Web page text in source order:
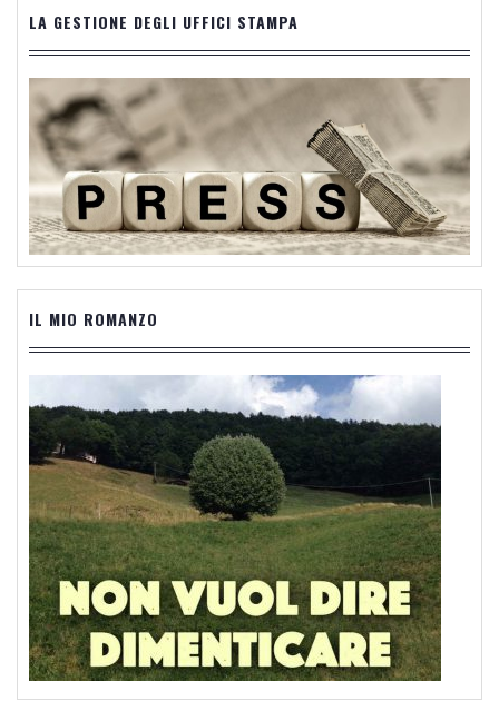
LA GESTIONE DEGLI UFFICI STAMPA
IL MIO ROMANZO